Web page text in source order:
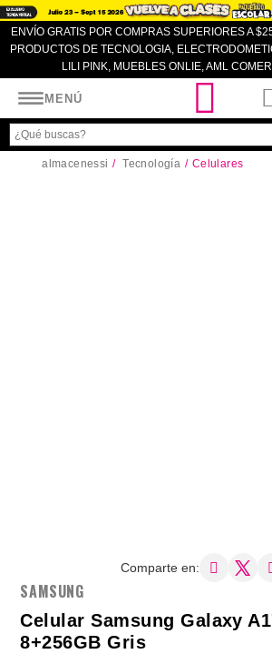
ENVÍO GRATIS POR COMPRAS SUPERIORES A
PRODUCTOS DE TECNOLOGIA,
LILI PINK, MUEBLES ONLIE, AML
MENÚ
almacenessi Tecnología Celulares
Comparte en:
SAMSUNG
Celular Samsung Galaxy
8+256GB Gris